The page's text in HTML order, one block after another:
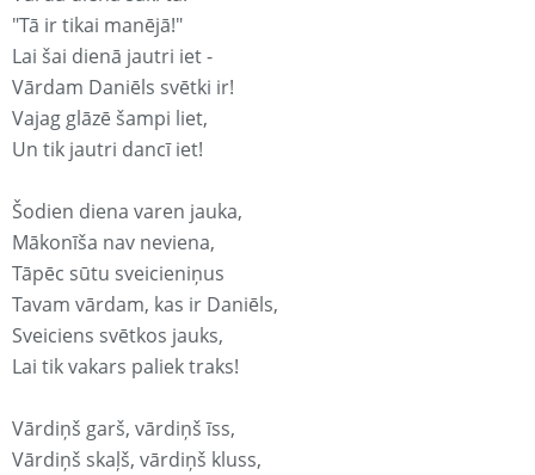
"Tā ir tikai manējā!"
Lai šai dienā jautri iet -
Vārdam Daniēls svētki ir!
Vajag glāzē šampi liet,
Un tik jautri dancī iet!
Šodien diena varen jauka,
Mākonīša nav neviena,
Tāpēc sūtu sveicieniņus
Tavam vārdam, kas ir Daniēls,
Sveiciens svētkos jauks,
Lai tik vakars paliek traks!
Vārdiņš garš, vārdiņš īss,
Vārdiņš skaļš, vārdiņš kluss,